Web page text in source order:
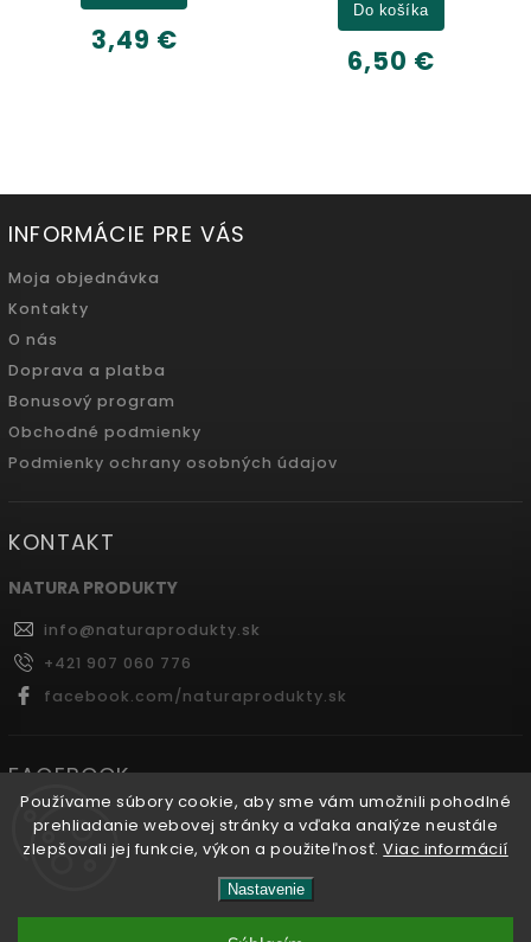
Používame súbory cookie, aby sme vám umožnili pohodlné
prehliadanie webovej stránky a vďaka analýze neustále
zlepšovali jej funkcie, výkon a použiteľnosť.Viac informácií
Nastavenie
3,49 €
6,50 €
Do košíka
INFORMÁCIE PRE VÁS
Moja objednávka
Kontakty
O nás
Doprava a platba
Bonusový program
Obchodné podmienky
Podmienky ochrany osobných údajov
KONTAKT
NATURA PRODUKTY
info@naturaprodukty.sk
+421 907 060 776
facebook.com/naturaprodukty.sk
FACEBOOK
Naturaprodukty.sk
vyhradené.